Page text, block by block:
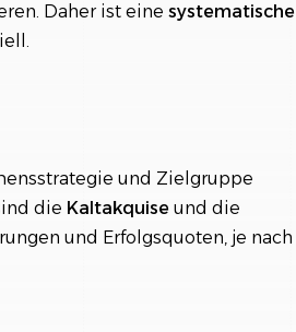
Daher ist eine systematische
und Zielgruppe
die Kaltakquiseund die
und Erfolgsquoten, je nach